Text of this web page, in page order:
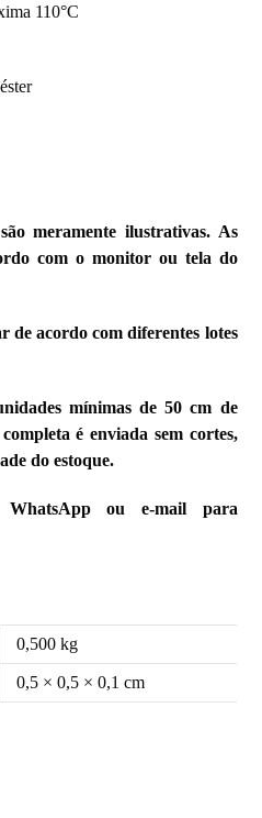
110°C
meramente ilustrativas. As
com o monitor ou tela do
de acordo com diferentes lotes
mínimas de 50 cm de
é enviada sem cortes,
do estoque.
WhatsApp ou e-mail para
0,500 kg
0,5 × 0,5 × 0,1 cm